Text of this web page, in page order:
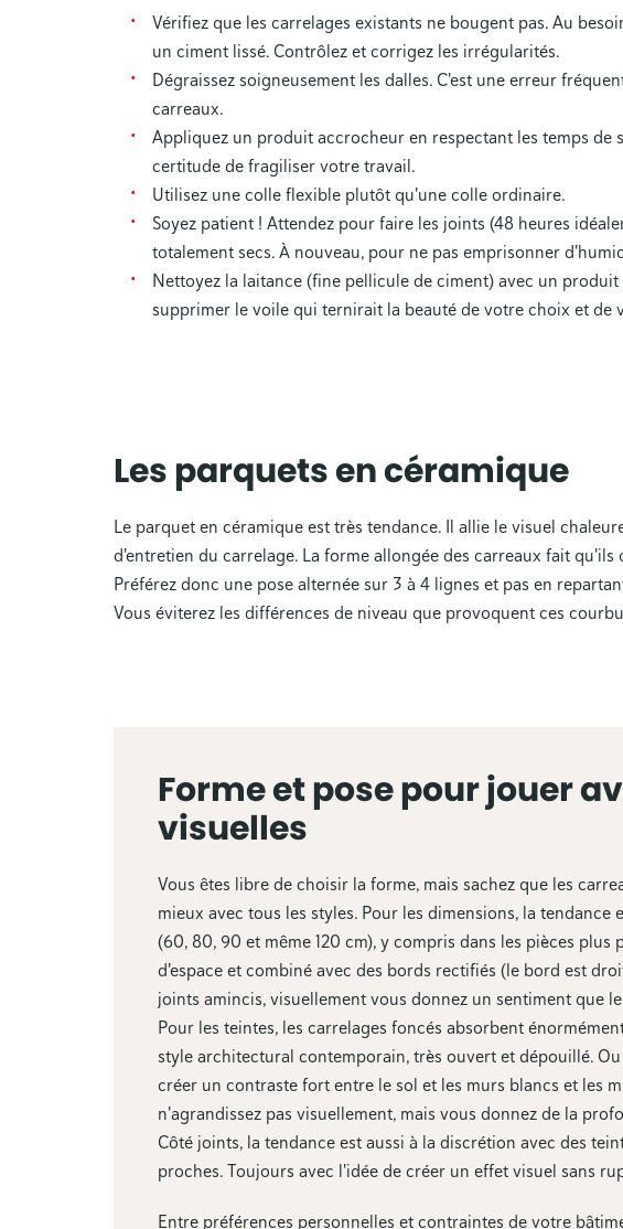
Vérifiez que les carrelages existants ne bougent pas. Au
un ciment lissé. Contrôlez et corrigez les irrégularités.
Dégraissez soigneusement les dalles. C'est une erreur
carreaux.
Appliquez un produit accrocheur en respectant les temps de
certitude de fragiliser votre travail.
Utilisez une colle flexible plutôt qu'une colle ordinaire.
Soyez patient ! Attendez pour faire les joints (48 heures
totalement secs. À nouveau, pour ne pas emprisonner
Nettoyez la laitance (fine pellicule de ciment) avec un
supprimer le voile qui ternirait la beauté de votre choix et de
Les parquets en céramique
Le parquet en céramique est très tendance. Il allie le visuel
d'entretien du carrelage. La forme allongée des carreaux fait
Préférez donc une pose alternée sur 3 à 4 lignes et pas en
Vous éviterez les différences de niveau que provoquent ces
Forme et pose pour jouer
visuelles
Vous êtes libre de choisir la forme, mais sachez que les
mieux avec tous les styles. Pour les dimensions, la
(60, 80, 90 et même 120 cm), y compris dans les pièces plus
d'espace et combiné avec des bords rectifiés (le bord est
joints amincis, visuellement vous donnez un sentiment que
Pour les teintes, les carrelages foncés absorbent
style architectural contemporain, très ouvert et dépouillé.
créer un contraste fort entre le sol et les murs blancs et les
n'agrandissez pas visuellement, mais vous donnez de la
Côté joints, la tendance est aussi à la discrétion avec des
proches. Toujours avec l'idée de créer un effet visuel sans
Entre préférences personnelles et contraintes de votre